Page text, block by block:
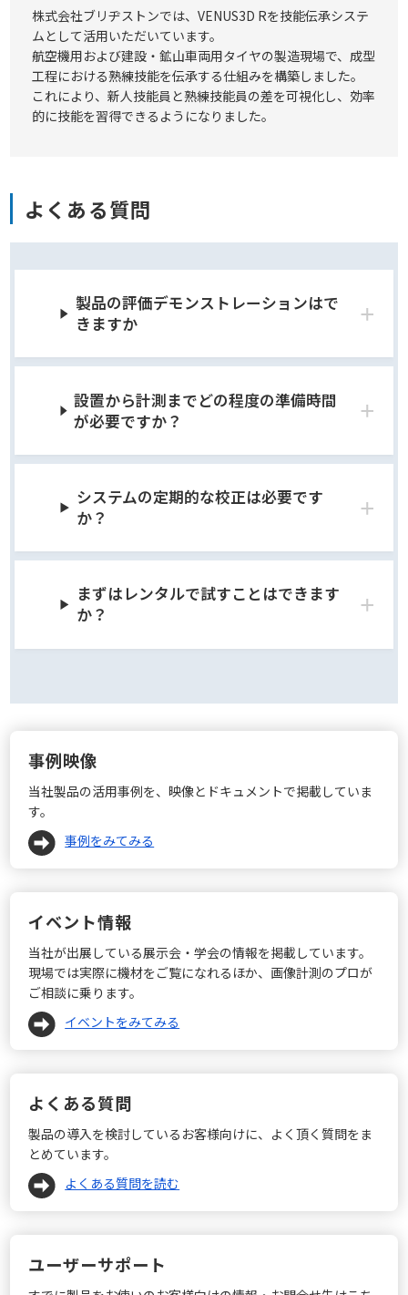
株式会社ブリヂストンでは、VENUS3D Rを技能伝承システ
ムとして活用いただいています。
航空機用および建設・鉱山車両用タイヤの製造現場で、成型
工程における熟練技能を伝承する仕組みを構築しました。
これにより、新人技能員と熟練技能員の差を可視化し、効率
的に技能を習得できるようになりました。
よくある質問
製品の評価デモンストレーションはで
きますか
設置から計測までどの程度の準備時間
が必要ですか？
システムの定期的な校正は必要です
か？
まずはレンタルで試すことはできます
か？
事例映像
当社製品の活用事例を、映像とドキュメントで掲載していま
す。
事例をみてみる
イベント情報
当社が出展している展示会・学会の情報を掲載しています。
現場では実際に機材をご覧になれるほか、画像計測のプロが
ご相談に乗ります。
イベントをみてみる
よくある質問
製品の導入を検討しているお客様向けに、よく頂く質問をま
とめています。
よくある質問を読む
ユーザーサポート